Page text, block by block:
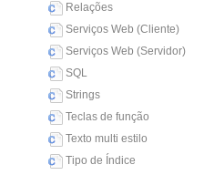
Relações
Serviços Web (Cliente)
Serviços Web (Servidor)
SQL
Strings
Teclas de função
Texto multi estilo
Tipo de Índice